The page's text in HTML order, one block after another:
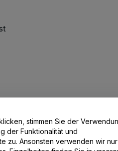
stimmen Sie der
der Funktionalität und
wir nur